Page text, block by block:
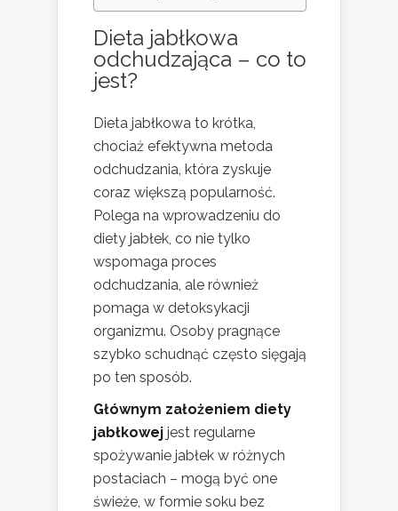
Dieta jabłkowa
odchudzająca – co to
jest?
Dieta jabłkowa to krótka,
chociaż efektywna metoda
odchudzania, która zyskuje
coraz większą popularność.
Polega na wprowadzeniu do
diety jabłek, co nie tylko
wspomaga proces
odchudzania, ale również
pomaga w detoksykacji
organizmu. Osoby pragnące
szybko schudnąć często sięgają
po ten sposób.
Głównym założeniem diety
jabłkowej jest regularne
spożywanie jabłek w różnych
postaciach – mogą być one
świeże, w formie soku bez